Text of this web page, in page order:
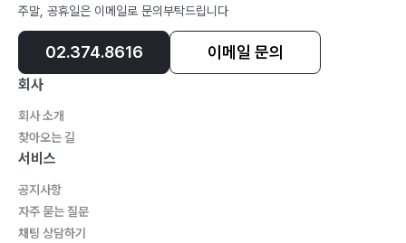
주말, 공휴일은 이메일로 문의부탁드립니다
02.374.8616 이메일 문의
회사
회사 소개
찾아오는 길
서비스
공지사항
자주 묻는 질문
채팅 상담하기